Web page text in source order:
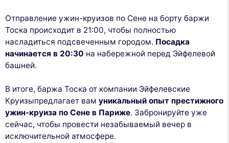
Отправление ужин-круизов по Сене на борту баржи
Тоска происходит в 21:00, чтобы полностью
насладиться подсвеченным городом. Посадка
начинается в 20:30 на набережной перед Эйфелевой
башней.
В итоге, баржа Тоска от компании Эйфелевские
Круизыпредлагает вам уникальный опыт престижного
ужин-круиза по Сене в Париже. Забронируйте уже
сейчас, чтобы провести незабываемый вечер в
исключительной атмосфере.